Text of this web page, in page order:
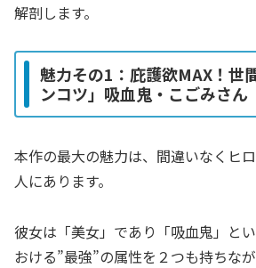
解剖します。
魅力その1：庇護欲MAX！世
ンコツ」吸血鬼・こごみさん
本作の最大の魅力は、間違いなくヒ
人にあります。
彼女は「美女」であり「吸血鬼」と
おける”最強”の属性を２つも持ちな